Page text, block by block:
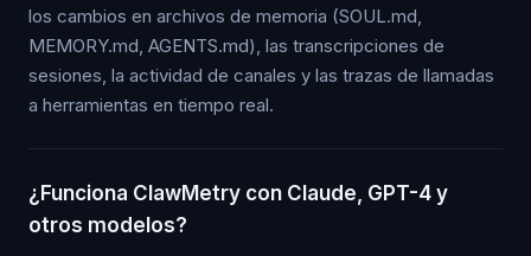
los cambios en archivos de memoria (SOUL.md,
MEMORY.md, AGENTS.md), las transcripciones de
sesiones, la actividad de canales y las trazas de llamadas
a herramientas en tiempo real.
¿Funciona ClawMetry con Claude, GPT-4 y
otros modelos?